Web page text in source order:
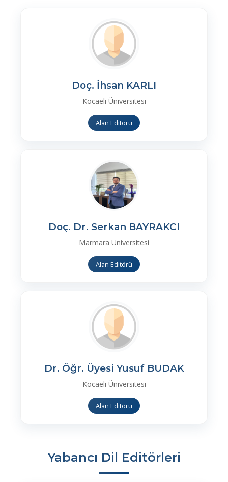
Doç. İhsan KARLI
Kocaeli Üniversitesi
Alan Editörü
Doç. Dr. Serkan BAYRAKCI
Marmara Üniversitesi
Alan Editörü
Dr. Öğr. Üyesi Yusuf BUDAK
Kocaeli Üniversitesi
Alan Editörü
Yabancı Dil Editörleri